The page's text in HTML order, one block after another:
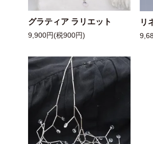
グラティア ラリエット
9,900円(税900円)
リ